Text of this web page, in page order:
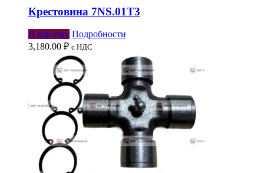
Крестовина 7NS.01Т3
В корзину Подробности
3,180.00 ₽ с НДС